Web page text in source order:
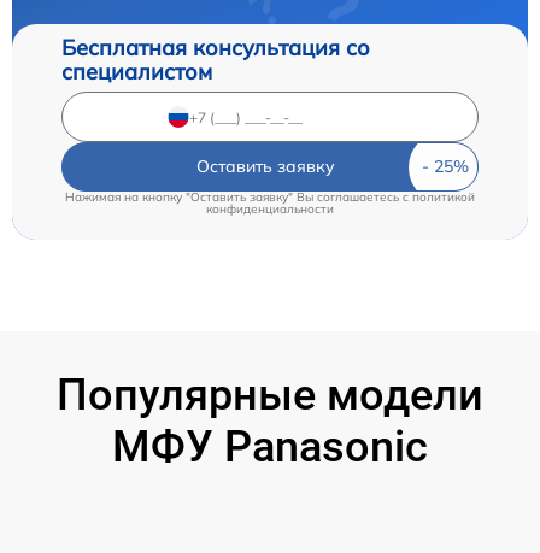
Бесплатная консультация со
специалистом
Оставить заявку
Нажимая на кнопку "Оставить заявку" Вы соглашаетесь c политикой
конфиденциальности
Популярные модели
МФУ Panasonic